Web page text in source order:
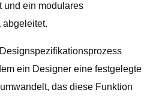
und ein modulares
abgeleitet.
ein Designer eine festgelegte
das diese Funktion